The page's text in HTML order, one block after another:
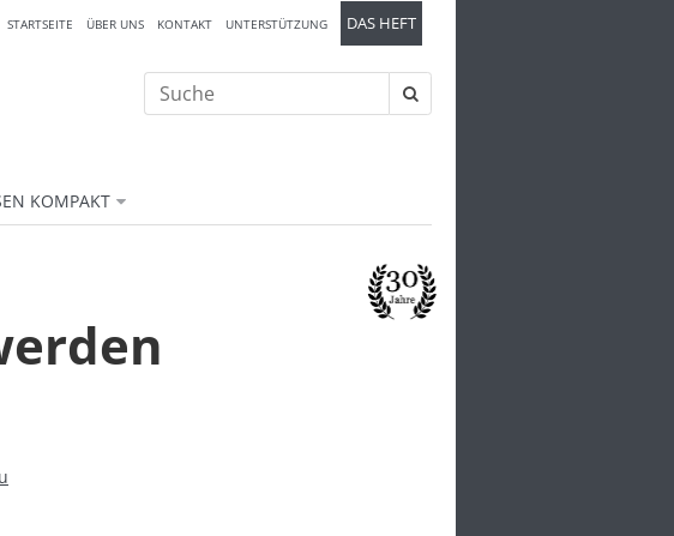
KOMPAKT
STARTSEITE ÜBER UNS KONTAKT UNTERSTÜTZUNG DAS HEFT
Suche
nach: